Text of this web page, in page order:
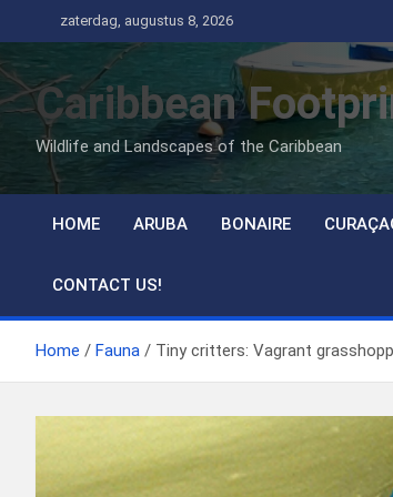
naar
de
inhoud
zaterdag, augustus 8, 2026
Caribbean
Wildlife and Landscapes of the Caribbean
HOME ARUBA BONAIRE
CONTACT US!
Home Fauna Tiny critters: Vagrant